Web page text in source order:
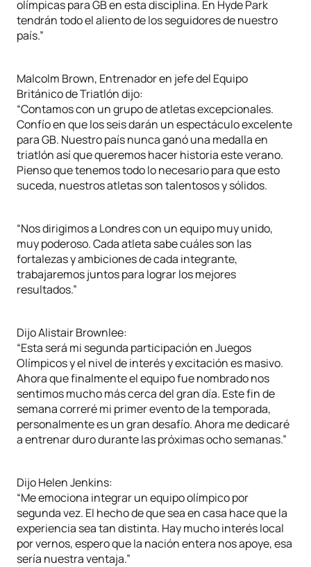
olímpicas para GB en esta disciplina. En Hyde Park
tendrán todo el aliento de los seguidores de nuestro
país.”
Malcolm Brown, Entrenador en jefe del Equipo
Británico de Triatlón dijo:
“Contamos con un grupo de atletas excepcionales.
Confío en que los seis darán un espectáculo excelente
para GB. Nuestro país nunca ganó una medalla en
triatlón así que queremos hacer historia este verano.
Pienso que tenemos todo lo necesario para que esto
suceda, nuestros atletas son talentosos y sólidos.
“Nos dirigimos a Londres con un equipo muy unido,
muy poderoso. Cada atleta sabe cuáles son las
fortalezas y ambiciones de cada integrante,
trabajaremos juntos para lograr los mejores
resultados.”
Dijo Alistair Brownlee:
“Esta será mi segunda participación en Juegos
Olímpicos y el nivel de interés y excitación es masivo.
Ahora que finalmente el equipo fue nombrado nos
sentimos mucho más cerca del gran día. Este fin de
semana correré mi primer evento de la temporada,
personalmente es un gran desafío. Ahora me dedicaré
a entrenar duro durante las próximas ocho semanas.”
Dijo Helen Jenkins:
“Me emociona integrar un equipo olímpico por
segunda vez. El hecho de que sea en casa hace que la
experiencia sea tan distinta. Hay mucho interés local
por vernos, espero que la nación entera nos apoye, esa
sería nuestra ventaja.”